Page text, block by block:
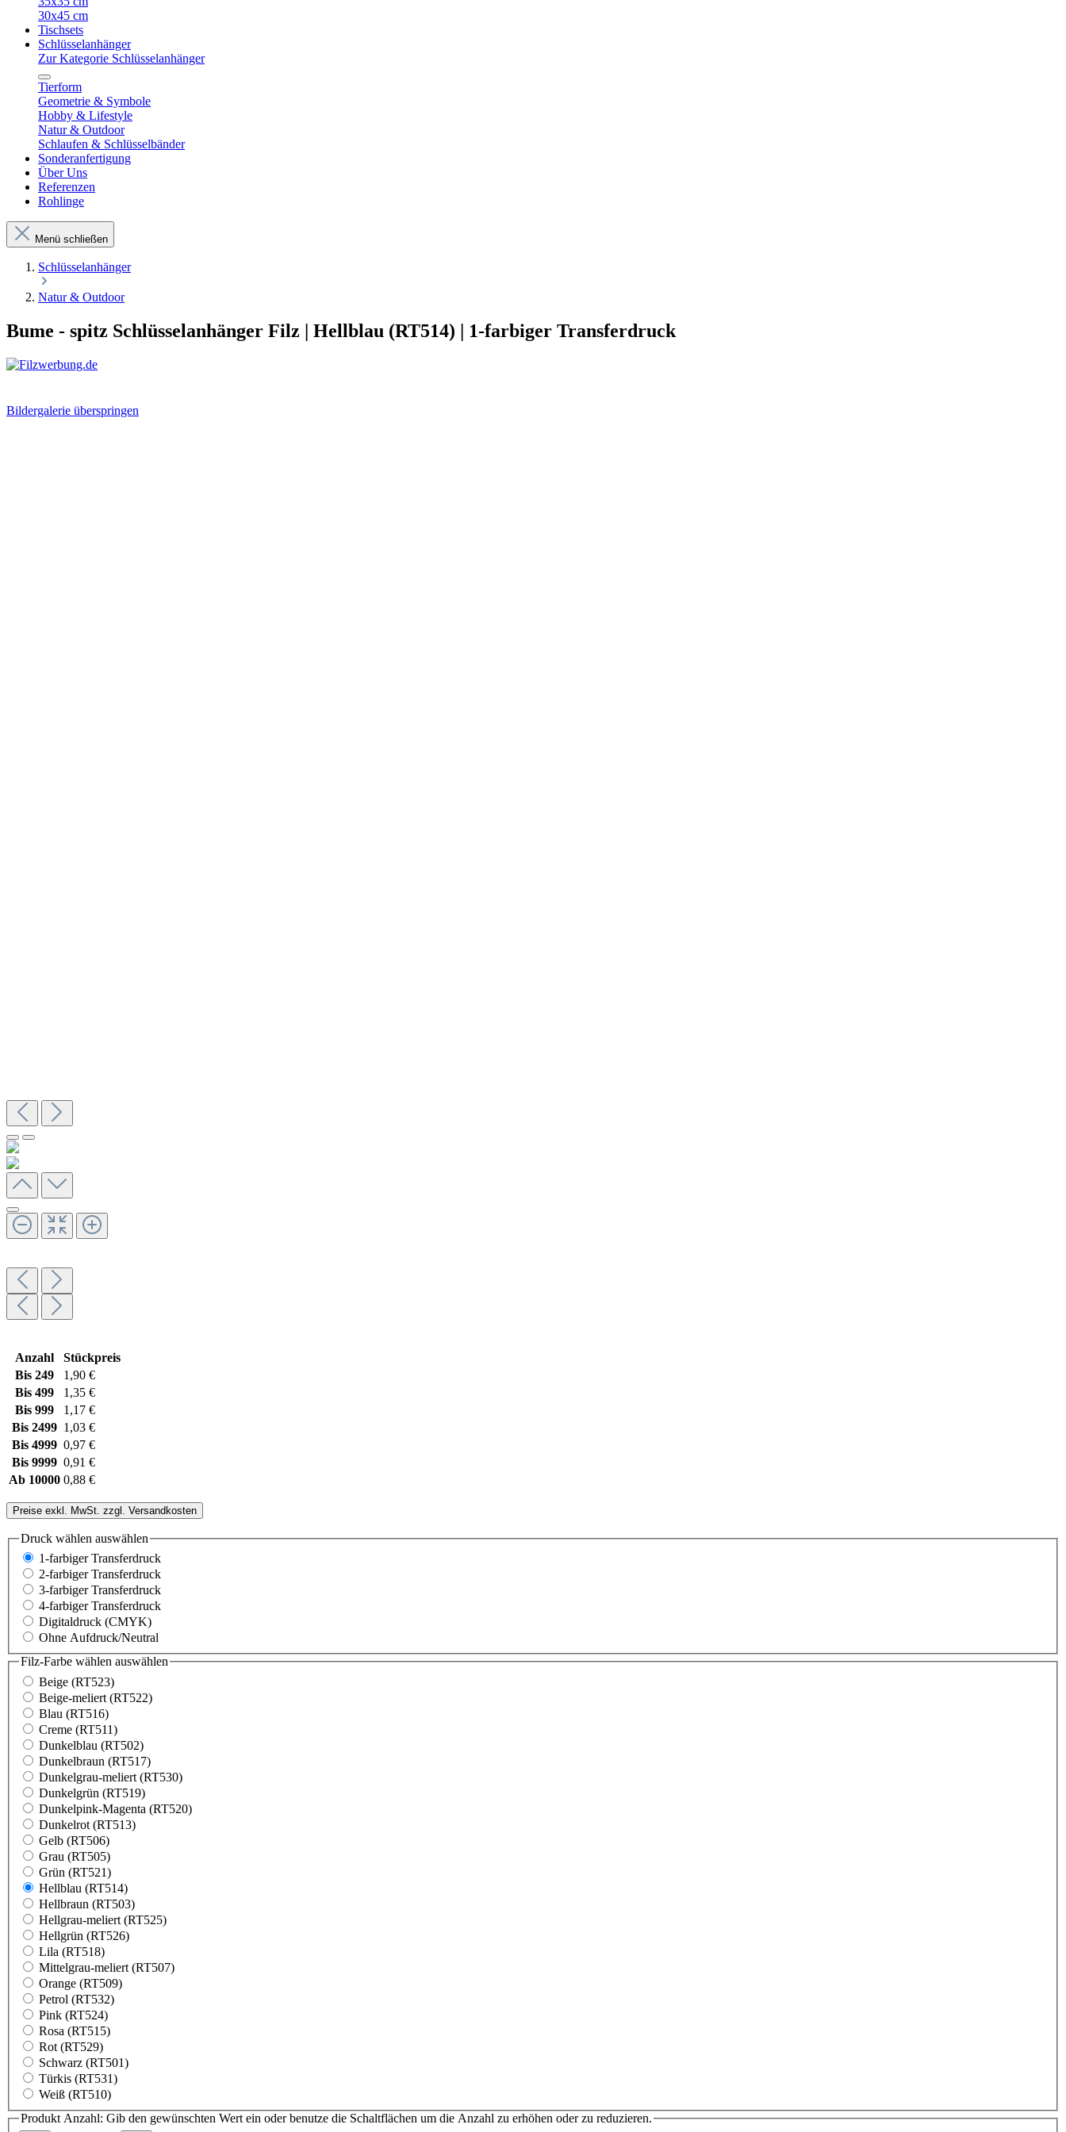
30x45 cm
Tischsets
Schlüsselanhänger
Zur Kategorie Schlüsselanhänger
Tierform
Geometrie & Symbole
Hobby & Lifestyle
Natur & Outdoor
Schlaufen & Schlüsselbänder
Sonderanfertigung
Über Uns
Referenzen
Rohlinge
Menü schließen
Schlüsselanhänger
Natur & Outdoor
Bume - spitz Schlüsselanhänger Filz | Hellblau (RT514) | 1-farbiger Transferdruck
Bildergalerie überspringen
Anzahl
Stückpreis
Bis 249
1,90 €
Bis 499
1,35 €
Bis 999
1,17 €
Bis 2499 1,03 €
Bis 4999 0,97 €
Bis 9999 0,91 €
Ab 10000 0,88 €
Preise exkl. MwSt. zzgl. Versandkosten
Druck wählen auswählen
1-farbiger Transferdruck
2-farbiger Transferdruck
3-farbiger Transferdruck
4-farbiger Transferdruck
Digitaldruck (CMYK)
Ohne Aufdruck/Neutral
Filz-Farbe wählen auswählen
Beige (RT523)
Beige-meliert (RT522)
Blau (RT516)
Creme (RT511)
Dunkelblau (RT502)
Dunkelbraun (RT517)
Dunkelgrau-meliert (RT530)
Dunkelgrün (RT519)
Dunkelpink-Magenta (RT520)
Dunkelrot (RT513)
Gelb (RT506)
Grau (RT505)
Grün (RT521)
Hellblau (RT514)
Hellbraun (RT503)
Hellgrau-meliert (RT525)
Hellgrün (RT526)
Lila (RT518)
Mittelgrau-meliert (RT507)
Orange (RT509)
Petrol (RT532)
Pink (RT524)
Rosa (RT515)
Rot (RT529)
Schwarz (RT501)
Türkis (RT531)
Weiß (RT510)
Produkt Anzahl: Gib den gewünschten Wert ein oder benutze die Schaltflächen um die Anzahl zu erhöhen oder zu reduzieren.